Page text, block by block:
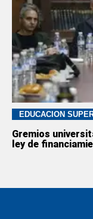
EDUCACION
Gremios
ley de